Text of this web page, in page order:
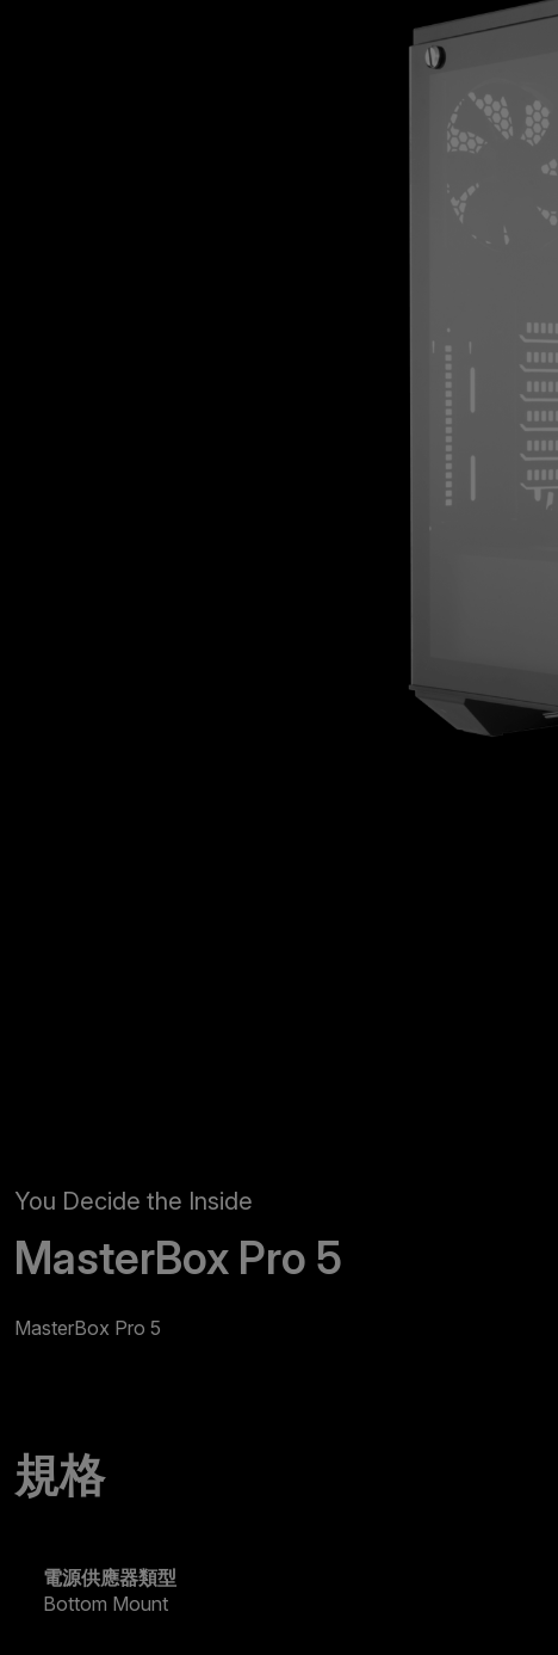
You Decide the Inside
MasterBox Pro 5
MasterBox Pro 5
規格
電源供應器類型
Bottom Mount